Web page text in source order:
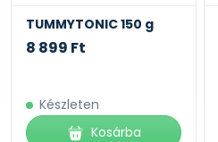
TUMMYTONIC 150 g
8 899 Ft
Készleten
Kosárba